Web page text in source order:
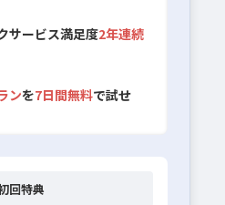
サービス満足度2年連続
ンを7日間無料で試せ
回特典